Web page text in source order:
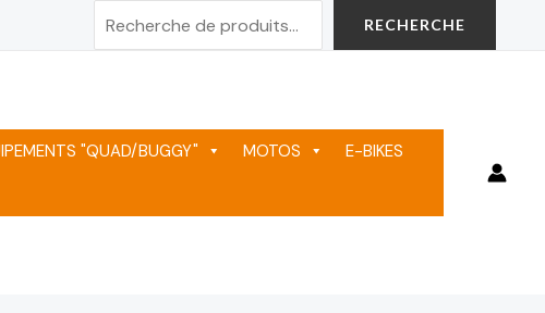
Rechercher RECHERCHE
"QUAD/BUGGY" MOTOS
E-BIKES